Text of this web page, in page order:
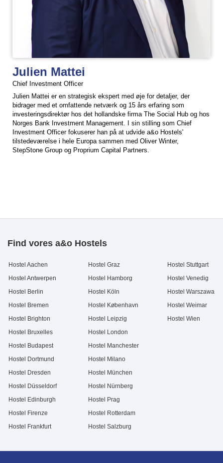
Julien Mattei
Chief Investment Officer
Julien Mattei er en strategisk ekspert med øje for detaljer, der
bidrager med et omfattende netværk og 15 års erfaring som
investeringsdirektør hos det hollandske firma The Social Hub og hos
Norges Bank Investment Management. I sin stilling som Chief
Investment Officer fokuserer han på at udvide a&o Hostels'
tilstedeværelse i hele Europa sammen med Oliver Winter,
StepStone Group og Proprium Capital Partners.
Find vores a&o Hostels
Hostel Aachen
Hostel Antwerpen
Hostel Berlin
Hostel Bremen
Hostel Brighton
Hostel Bruxelles
Hostel Budapest
Hostel Dortmund
Hostel Dresden
Hostel Düsseldorf
Hostel Edinburgh
Hostel Firenze
Hostel Frankfurt
Hostel Graz
Hostel Hamborg
Hostel Köln
Hostel København
Hostel Leipzig
Hostel London
Hostel Manchester
Hostel Milano
Hostel München
Hostel Nürnberg
Hostel Prag
Hostel Rotterdam
Hostel Salzburg
Hostel Stuttgart
Hostel Venedig
Hostel Warszawa
Hostel Weimar
Hostel Wien